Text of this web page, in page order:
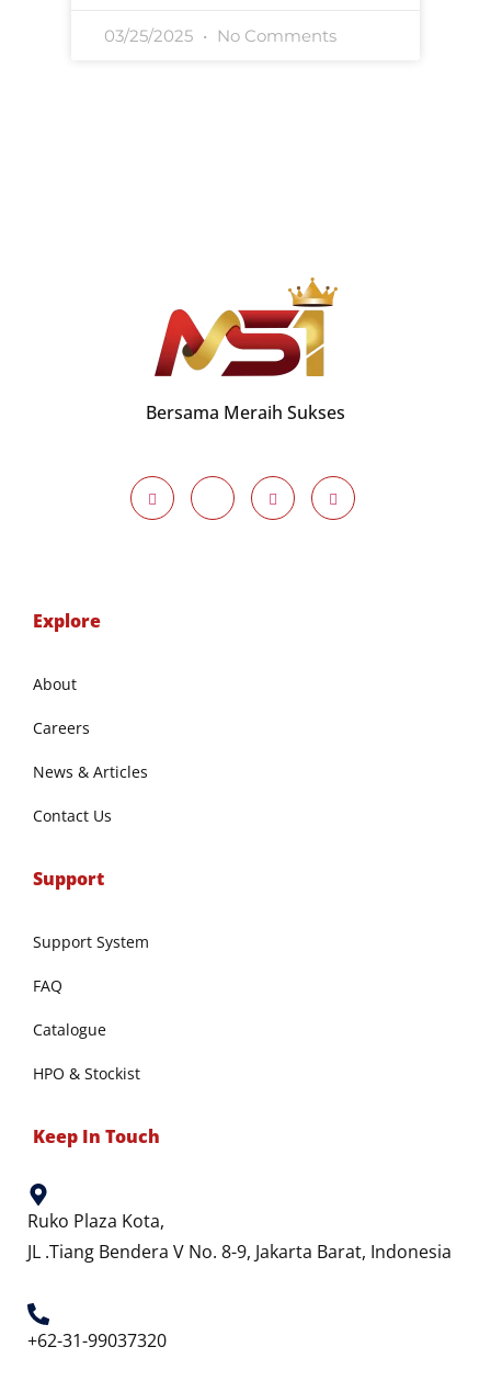
03/25/2025 No Comments
Bersama Meraih Sukses
Explore
About
Careers
News & Articles
Contact Us
Support
Support System
FAQ
Catalogue
HPO & Stockist
Keep In Touch
Ruko Plaza Kota,
JL .Tiang Bendera V No. 8-9, Jakarta Barat, Indonesia
+62-31-99037320